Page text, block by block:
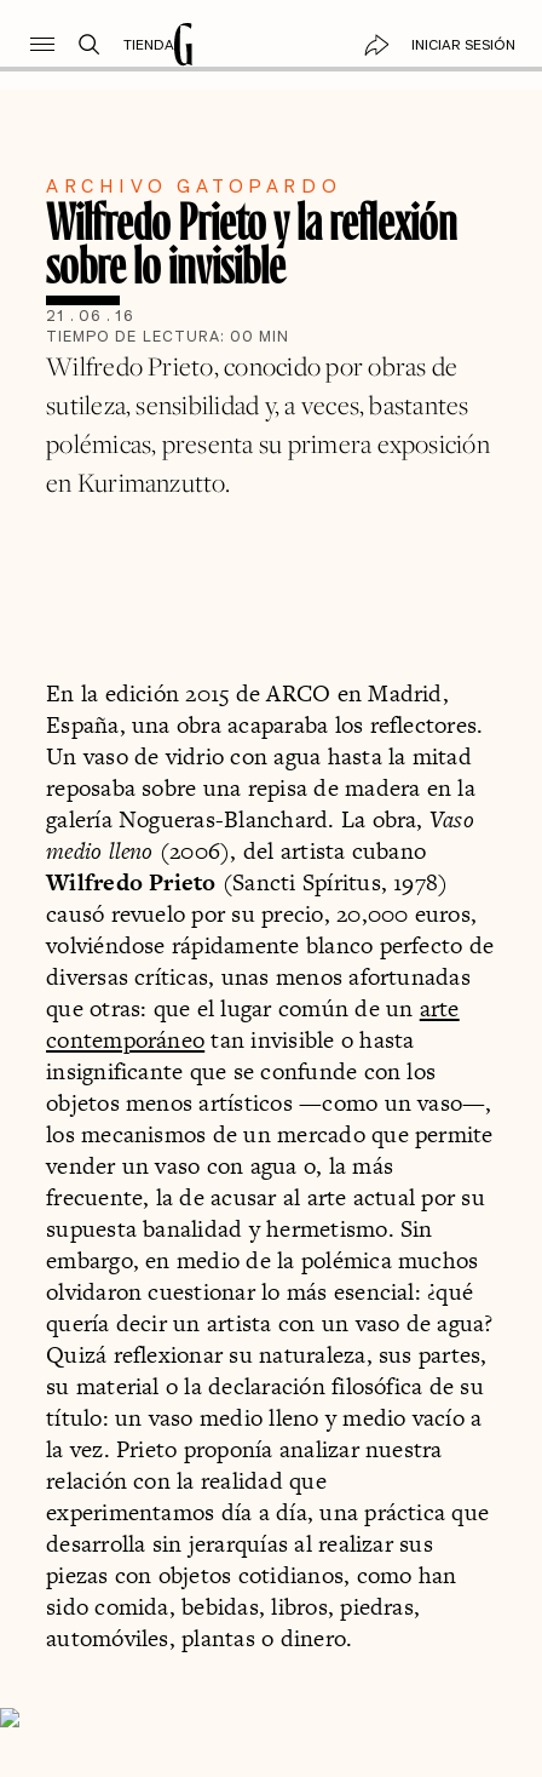
TIENDA INICIAR SESIÓN
ARCHIVO GATOPARDO
Wilfredo Prieto y la reflexión
sobre lo invisible
21 . 06 . 16
TIEMPO DE LECTURA: 00 MIN
Wilfredo Prieto, conocido por obras de
sutileza, sensibilidad y, a veces, bastantes
polémicas, presenta su primera exposición
en Kurimanzutto.
En la edición 2015 de ARCO en Madrid,
España, una obra acaparaba los reflectores.
Un vaso de vidrio con agua hasta la mitad
reposaba sobre una repisa de madera en la
galería Nogueras-Blanchard. La obra, Vaso
medio lleno (2006), del artista cubano
Wilfredo Prieto (Sancti Spíritus, 1978)
causó revuelo por su precio, 20,000 euros,
volviéndose rápidamente blanco perfecto de
diversas críticas, unas menos afortunadas
que otras: que el lugar común de un arte
contemporáneotan invisible o hasta
insignificante que se confunde con los
objetos menos artísticos —como un vaso—,
los mecanismos de un mercado que permite
vender un vaso con agua o, la más
frecuente, la de acusar al arte actual por su
supuesta banalidad y hermetismo. Sin
embargo, en medio de la polémica muchos
olvidaron cuestionar lo más esencial: ¿qué
quería decir un artista con un vaso de agua?
Quizá reflexionar su naturaleza, sus partes,
su material o la declaración filosófica de su
título: un vaso medio lleno y medio vacío a
la vez. Prieto proponía analizar nuestra
relación con la realidad que
experimentamos día a día, una práctica que
desarrolla sin jerarquías al realizar sus
piezas con objetos cotidianos, como han
sido comida, bebidas, libros, piedras,
automóviles, plantas o dinero.